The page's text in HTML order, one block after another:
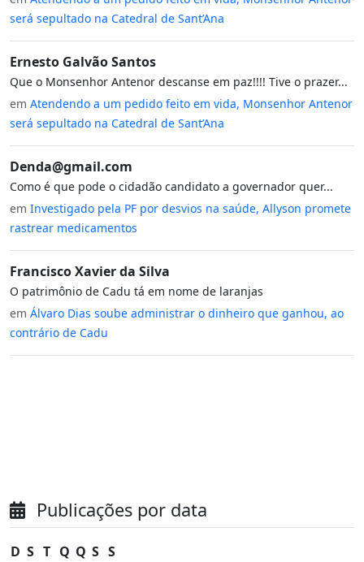
será sepultado na Catedral de Sant’Ana
Ernesto Galvão Santos
Que o Monsenhor Antenor descanse em paz!!!! Tive o prazer...
em Atendendo a um pedido feito em vida, Monsenhor Antenor
será sepultado na Catedral de Sant’Ana
Denda@gmail.com
Como é que pode o cidadão candidato a governador quer...
em Investigado pela PF por desvios na saúde, Allyson promete
rastrear medicamentos
Francisco Xavier da Silva
O patrimônio de Cadu tá em nome de laranjas
em Álvaro Dias soube administrar o dinheiro que ganhou, ao
contrário de Cadu
Publicações por data
D S T Q Q S S